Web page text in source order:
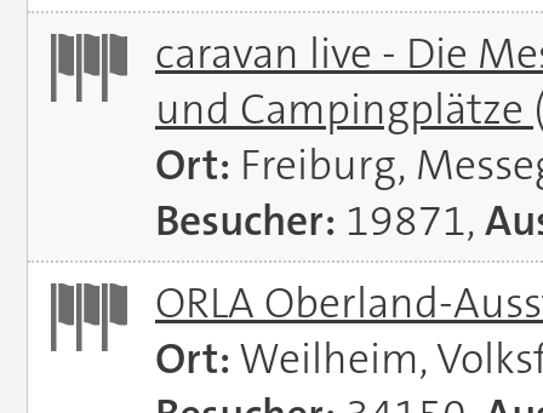
caravan live - Die
und Campingplätze
Ort: Freiburg,
Besucher: 19871,
ORLA Oberland-
Ort: Weilheim,